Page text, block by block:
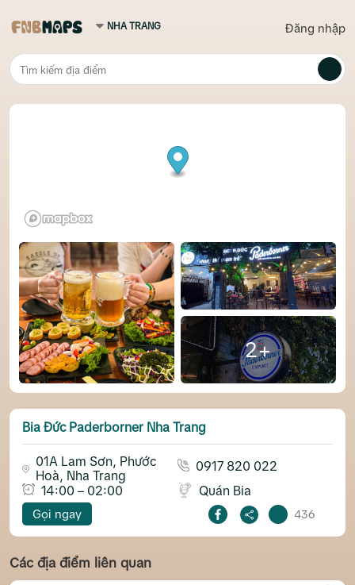
Đăng nhập
2+
Bia Đức Paderborner Nha Trang
01A Lam Sơn, Phước
Hoà, Nha Trang
0917 820 022
14:00 – 02:00
Quán Bia
Gọi ngay 436
Các địa điểm liên quan